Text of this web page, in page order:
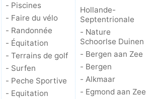
- Piscines
- Faire du vélo
- Randonnée
- Équitation
- Terrains de golf
- Surfen
- Peche Sportive
- Equitation
Hollande-
Septentrionale
- Nature
Schoorlse Duinen
- Bergen aan Zee
- Bergen
- Alkmaar
- Egmond aan Zee